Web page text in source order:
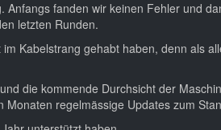
fanden wir keinen Fehler und
letzten Runden.
Kabelstrang gehabt haben, denn
die kommende Durchsicht der
regelmässige Updates zum